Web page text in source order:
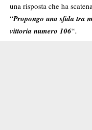
una risposta che ha
“Propongo una sfida tra
vittoria numero 106“.